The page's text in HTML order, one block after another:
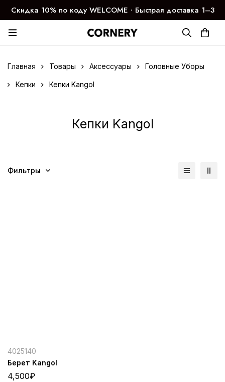
Скидка 10% по коду WELCOME ∙ Быстрая доставка 1–3
дня
Главная Товары Аксессуары Головные Уборы
Кепки Кепки Kangol
Кепки Kangol
Фильтры
4025140
Берет Kangol
4,500₽